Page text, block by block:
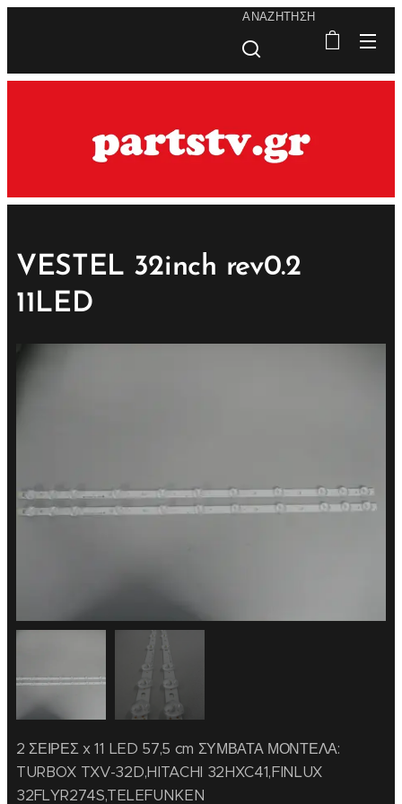
ΑΝΑΖΉΤΗΣΗ
VESTEL 32inch rev0.2
11LED
2 ΣΕΙΡΕΣ x 11 LED 57,5 cm ΣΥΜΒΑΤΑ ΜΟΝΤΕΛΑ:
TURBOX TXV-32D,HITACHI 32HXC41,FINLUX
32FLYR274S,TELEFUNKEN